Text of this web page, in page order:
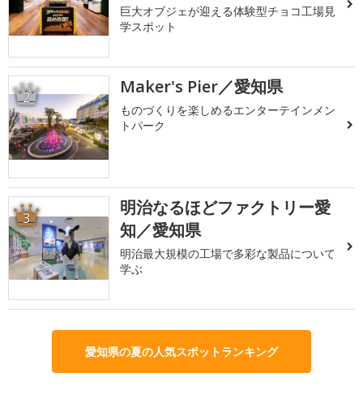
巨大オブジェが迎える体験型チョコ工場見
学スポット
2 Maker's Pier／愛知県
ものづくりを楽しめるエンターテインメン
トパーク
3
明治なるほどファクトリー愛
知／愛知県
明治最大規模の工場で多彩な製品について
学ぶ
愛知県の夏の人気スポットランキング